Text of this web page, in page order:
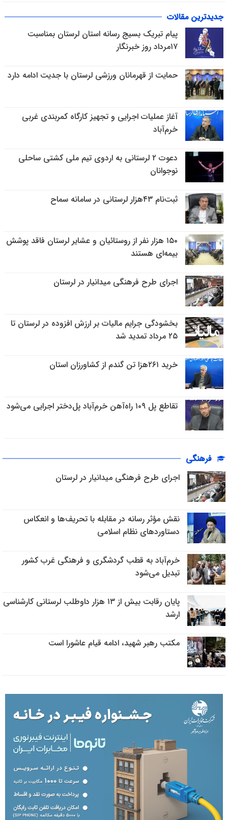
جدیدترین مقالات
پیام تبریک بسیج رسانه استان لرستان بمناسبت
۱۷مرداد روز خبرنگار
حمایت از قهرمانان ورزشی لرستان با جدیت ادامه دارد
آغاز عملیات اجرایی و تجهیز کارگاه کمربندی غربی
خرم‌آباد
دعوت ۲ لرستانی به اردوی تیم ملی کشتی ساحلی
نوجوانان
ثبت‌نام ۴۳هزار لرستانی در سامانه سماح
۱۵۰ هزار نفر از روستائیان و عشایر لرستان فاقد پوشش
بیمه‌ای هستند
اجرای طرح فرهنگی میدانیار در لرستان
بخشودگی جرایم مالیات بر ارزش افزوده در لرستان تا
۲۵ مرداد تمدید شد
خرید ۲۶۱هزا تن گندم از کشاورزان استان
تقاطع پل ۱۰۹ راه‌آهن خرم‌‌آباد پل‌دختر اجرایی می‌شود
فرهنگی
اجرای طرح فرهنگی میدانیار در لرستان
نقش مؤثر رسانه در مقابله با تحریف‌ها و انعکاس
دستاوردهای نظام اسلامی
خرم‌آباد به قطب گردشگری و فرهنگی غرب کشور
تبدیل می‌شود
پایان رقابت بیش از ۱۳ هزار داوطلب لرستانی کارشناسی
ارشد
مکتب رهبر شهید، ادامه قیام عاشورا است